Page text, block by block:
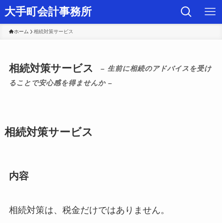
大手町会計事務所
ホーム 相続対策サービス
相続対策サービス
– 生前に相続のアドバイスを受け
ることで安心感を得ませんか –
相続対策サービス
内容
相続対策は、税金だけではありません。